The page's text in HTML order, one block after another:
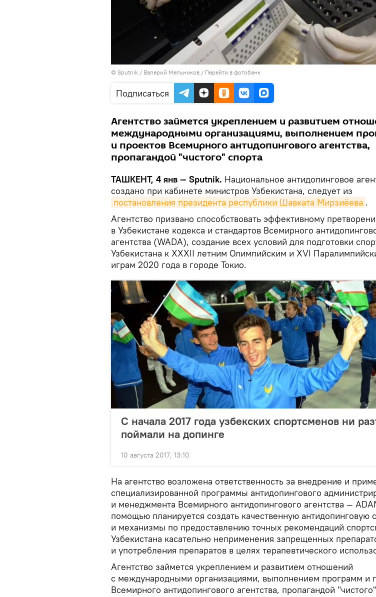
© Sputnik / Валерий Мельников / Перейти в фотобанк
Подписаться
Агентство займется укреплением и развитием
международными организациями, выполнением
и проектов Всемирного антидопингового агентства,
пропагандой "чистого" спорта
ТАШКЕНТ, 4 янв — Sputnik. Национальное антидопинговое
создано при кабинете министров Узбекистана, следует из
постановления президента республики Шавката Мирзиёева .
Агентство призвано способствовать эффективному
в Узбекистане кодекса и стандартов Всемирного
агентства (WADA), создание всех условий для подготовки
Узбекистана к ХХХII летним Олимпийским и ХVI
играм 2020 года в городе Токио.
С начала 2017 года узбекских спортсменов ни
поймали на допинге
10 августа 2017, 13:10
На агентство возложена ответственность за внедрение и
специализированной программы антидопингового
и менеджмента Всемирного антидопингового агентства —
помощью планируется создать качественную антидопинговую
и механизмы по предоставлению точных рекомендаций
Узбекистана касательно неприменения запрещенных
и употребления препаратов в целях терапевтического
Агентство займется укреплением и развитием отношений
с международными организациями, выполнением программ и
Всемирного антидопингового агентства, пропагандой